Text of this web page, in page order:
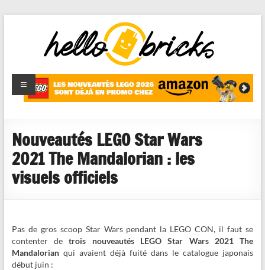
HelloBricks
Blog LEGO,
nouveaut�s
reviews
Nouveautés LEGO Star Wars
2021 The Mandalorian : les
visuels officiels
Pas de gros scoop Star Wars pendant la LEGO CON, il faut se
contenter detrois nouveautés LEGO Star Wars 2021 The
Mandalorianqui avaient déjà fuité dans le catalogue japonais
début juin :